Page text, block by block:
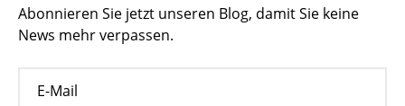
Abonnieren Sie jetzt unseren Blog, damit Sie keine
News mehr verpassen.